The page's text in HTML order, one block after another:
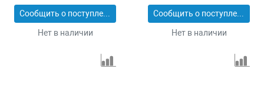
Сообщить о поступлении
Нет в наличии
Сообщить о поступлении
Нет в наличии